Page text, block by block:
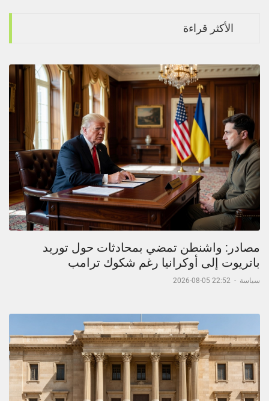
الأكثر قراءة
مصادر: واشنطن تمضي بمحادثات حول توريد
باتريوت إلى أوكرانيا رغم شكوك ترامب
سياسة -
22:52 05-08-2026